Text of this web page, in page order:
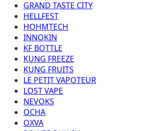
GRAND TASTE CITY
HELLFEST
HOHMTECH
INNOKIN
KF BOTTLE
KUNG FREEZE
KUNG FRUITS
LE PETIT VAPOTEUR
LOST VAPE
NEVOKS
OCHA
OXVA